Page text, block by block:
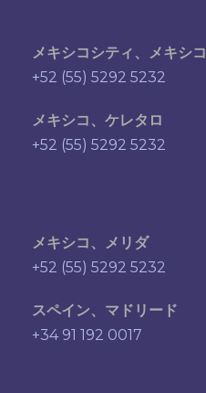
メキシコシティ、メキシコ
+52 (55) 5292 5232
メキシコ、ケレタロ
+52 (55) 5292 5232
メキシコ、メリダ
+52 (55) 5292 5232
スペイン、マドリード
+34 91 192 0017